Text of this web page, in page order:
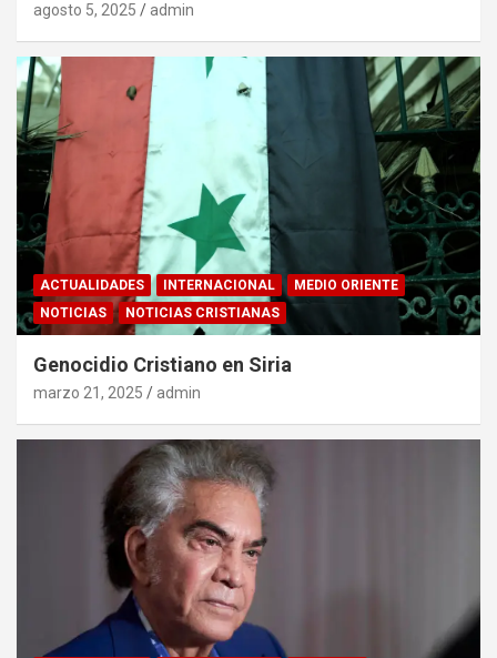
agosto 5, 2025 admin
ACTUALIDADES INTERNACIONAL
MEDIO ORIENTE
NOTICIAS
NOTICIAS CRISTIANAS
Genocidio Cristiano en Siria
marzo 21, 2025 admin